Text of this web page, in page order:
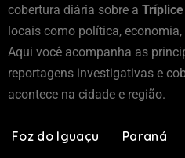
cobertura diária sobre a
locais como política,
Aqui você acompanha as
reportagens investigativas e
acontece na cidade e região.
Foz do Iguaçu Paraná